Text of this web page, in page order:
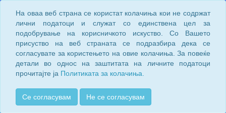
На оваа веб страна се користат колачиња кои не содржат
лични податоци и служат со единствена цел за
подобрување на корисничкото искуство. Со Вашето
присуство на веб страната се подразбира дека се
согласувате за користењето на овие колачиња. За повеќе
детали во однос на заштитата на личните податоци
прочитајте ја Политиката за колачиња.
Се согласувам Не се согласувам